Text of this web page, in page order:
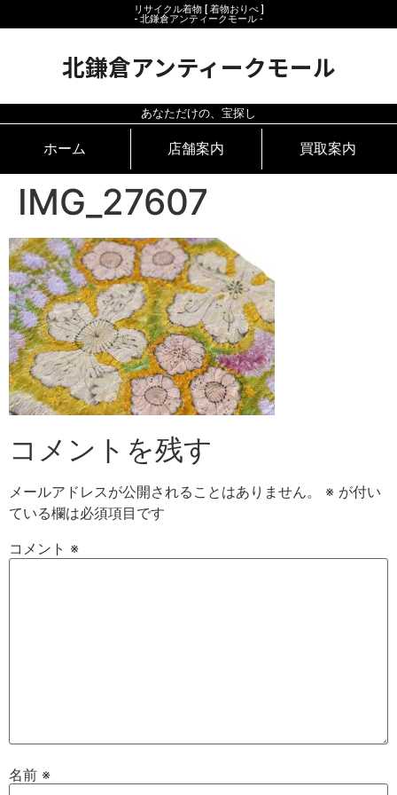
リサイクル着物 [ 着物おりべ ]
- 北鎌倉アンティークモール ‐
北鎌倉アンティークモール
あなただけの、宝探し
ホーム 店舗案内 買取案内
IMG_27607
コメントを残す
メールアドレスが公開されることはありません。 ※ が付い
ている欄は必須項目です
コメント ※
名前 ※